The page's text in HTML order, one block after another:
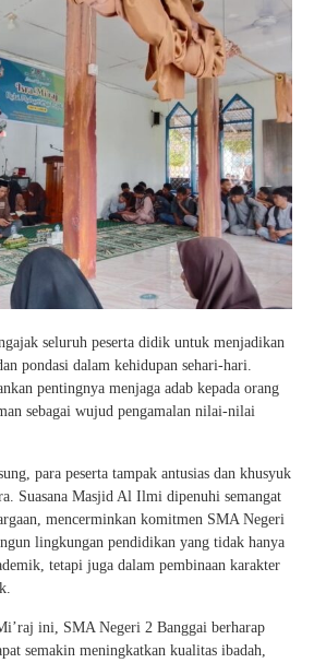
seluruh peserta didik untuk menjadikan
pondasi dalam kehidupan sehari-hari.
pentingnya menjaga adab kepada orang
sebagai wujud pengamalan nilai-nilai
para peserta tampak antusias dan khusyuk
Suasana Masjid Al Ilmi dipenuhi semangat
mencerminkan komitmen SMA Negeri
lingkungan pendidikan yang tidak hanya
tetapi juga dalam pembinaan karakter
ini, SMA Negeri 2 Banggai berharap
semakin meningkatkan kualitas ibadah,